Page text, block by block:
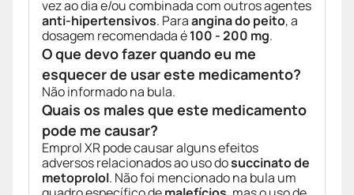
vez ao dia e/ou combinada com outros agentes
anti-hipertensivos. Paraangina do peito, a
dosagem recomendada é100 - 200 mg.
O que devo fazer quando eu me
esquecer de usar este medicamento?
Não informado na bula.
Quais os males que este medicamento
pode me causar?
Emprol XR pode causar alguns efeitos
adversos relacionados ao uso dosuccinato de
metoprolol. Não foi mencionado na bula um